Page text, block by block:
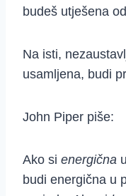
budeš utješena
Na isti,
usamljena, budi
John Piper piše:
Ako si energična
budi energična u